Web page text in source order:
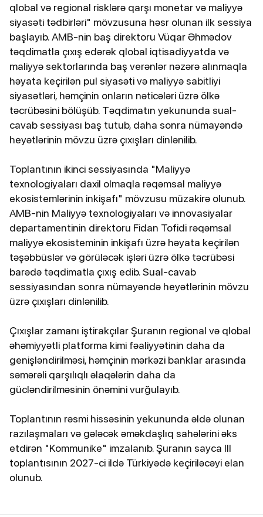
qlobal və regional risklərə qarşı monetar və maliyyə
siyasəti tədbirləri" mövzusuna həsr olunan ilk sessiya
başlayıb. AMB-nin baş direktoru Vüqar Əhmədov
təqdimatla çıxış edərək qlobal iqtisadiyyatda və
maliyyə sektorlarında baş verənlər nəzərə alınmaqla
həyata keçirilən pul siyasəti və maliyyə sabitliyi
siyasətləri, həmçinin onların nəticələri üzrə ölkə
təcrübəsini bölüşüb. Təqdimatın yekununda sual-
cavab sessiyası baş tutub, daha sonra nümayəndə
heyətlərinin mövzu üzrə çıxışları dinlənilib.
Toplantının ikinci sessiyasında "Maliyyə
texnologiyaları daxil olmaqla rəqəmsal maliyyə
ekosistemlərinin inkişafı" mövzusu müzakirə olunub.
AMB-nin Maliyyə texnologiyaları və innovasiyalar
departamentinin direktoru Fidan Tofidi rəqəmsal
maliyyə ekosisteminin inkişafı üzrə həyata keçirilən
təşəbbüslər və görüləcək işləri üzrə ölkə təcrübəsi
barədə təqdimatla çıxış edib. Sual-cavab
sessiyasından sonra nümayəndə heyətlərinin mövzu
üzrə çıxışları dinlənilib.
Çıxışlar zamanı iştirakçılar Şuranın regional və qlobal
əhəmiyyətli platforma kimi fəaliyyətinin daha da
genişləndirilməsi, həmçinin mərkəzi banklar arasında
səmərəli qarşılıqlı əlaqələrin daha da
gücləndirilməsinin önəmini vurğulayıb.
Toplantının rəsmi hissəsinin yekununda əldə olunan
razılaşmaları və gələcək əməkdaşlıq sahələrini əks
etdirən "Kommunike" imzalanıb. Şuranın sayca III
toplantısının 2027-ci ildə Türkiyədə keçiriləcəyi elan
olunub.